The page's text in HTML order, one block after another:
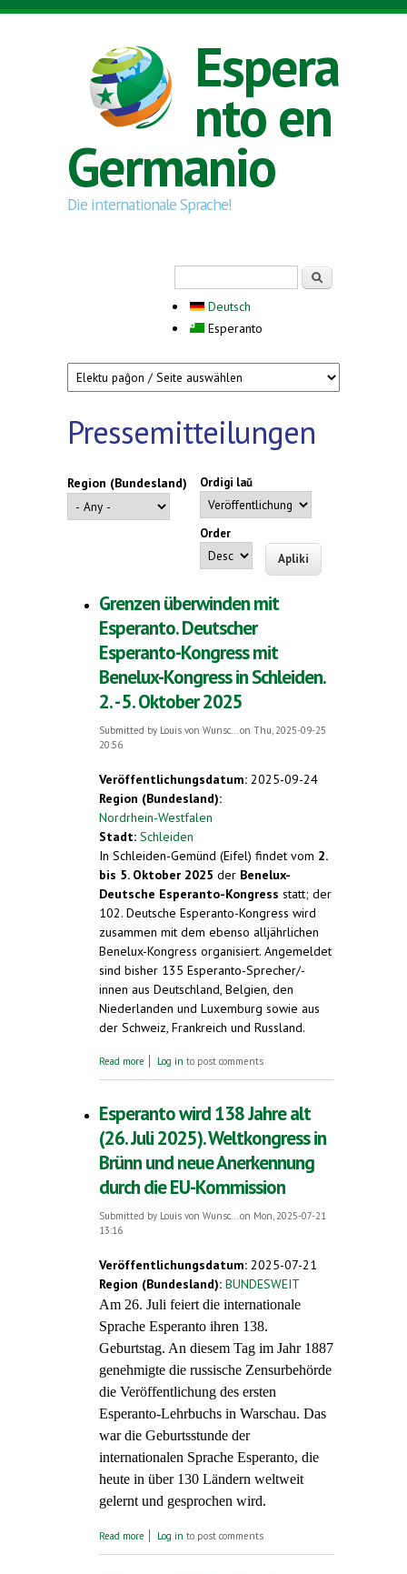
Skip to main content
Espera
nto en
Germanio
Die internationale Sprache!
Deutsch
Esperanto
Pressemitteilungen
Region (Bundesland) Ordigi laŭ
Order
Grenzen überwinden mit
Esperanto. Deutscher
Esperanto-Kongress mit
Benelux-Kongress in Schleiden.
2. - 5. Oktober 2025
Submitted by Louis von Wunsc...on Thu, 2025-09-25
20:56
Veröffentlichungsdatum: 2025-09-24
Region (Bundesland):
Nordrhein-Westfalen
Stadt: Schleiden
In Schleiden-Gemünd (Eifel) findet vom 2.
bis 5. Oktober 2025 der Benelux-
Deutsche Esperanto-Kongress statt; der
102. Deutsche Esperanto-Kongress wird
zusammen mit dem ebenso alljährlichen
Benelux-Kongress organisiert. Angemeldet
sind bisher 135 Esperanto-Sprecher/-
innen aus Deutschland, Belgien, den
Niederlanden und Luxemburg sowie aus
der Schweiz, Frankreich und Russland.
Read more about Grenzen überwinden mit Esperanto.
Log in to post comments
Esperanto wird 138 Jahre alt
(26. Juli 2025). Weltkongress in
Brünn und neue Anerkennung
durch die EU-Kommission
Submitted by Louis von Wunsc...on Mon, 2025-07-21
13:16
Veröffentlichungsdatum: 2025-07-21
Region (Bundesland): BUNDESWEIT
Am 26. Juli feiert die internationale
Sprache Esperanto ihren 138.
Geburtstag. An diesem Tag im Jahr 1887
genehmigte die russische Zensurbehörde
die Veröffentlichung des ersten
Esperanto-Lehrbuchs in Warschau. Das
war die Geburtsstunde der
internationalen Sprache Esperanto, die
heute in über 130 Ländern weltweit
gelernt und gesprochen wird.
Read more about Esperanto wird 138 Jahre alt (26. Juli
Log in to post comments